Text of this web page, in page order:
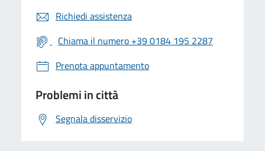
Richiedi assistenza
Chiama il numero +39 0184 195 2287
Prenota appuntamento
Problemi in città
Segnala disservizio